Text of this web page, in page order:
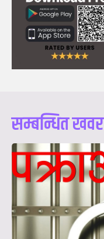
सम्बन्धित खवर